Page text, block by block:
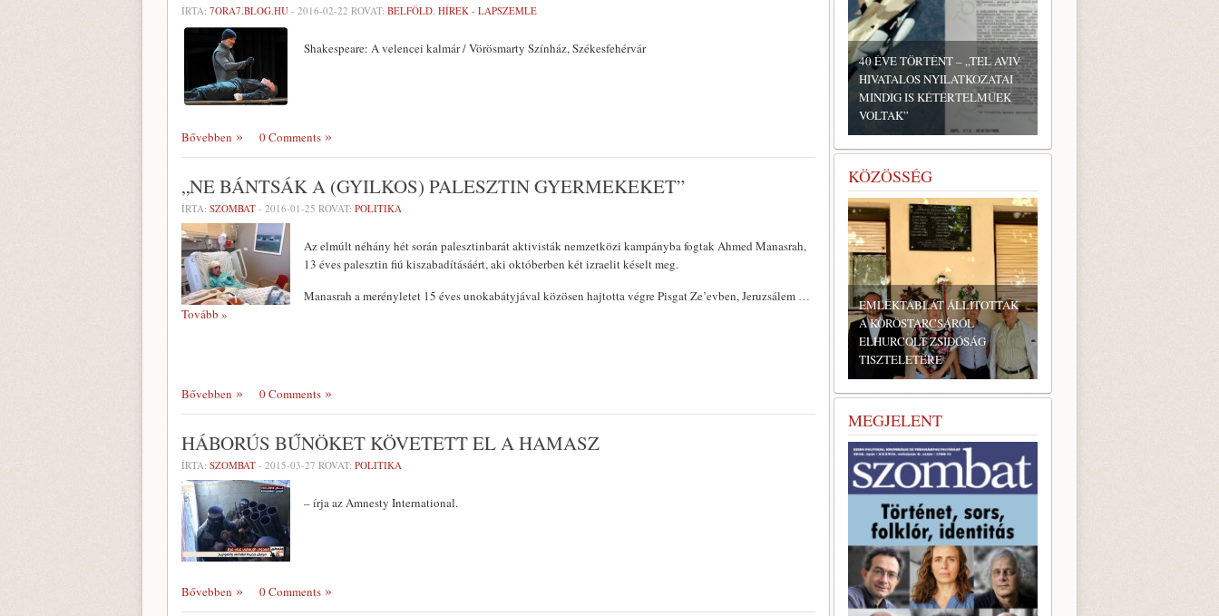
ÍRTA: 7ORA7.BLOG.HU - 2016-02-22 ROVAT: BELFÖLD, HÍREK - LAPSZEMLE
Shakespeare: A velencei kalmár / Vörösmarty Színház, Székesfehérvár
Bővebben 0 Comments
„NE BÁNTSÁK A (GYILKOS) PALESZTIN GYERMEKEKET”
ÍRTA: SZOMBAT - 2016-01-25 ROVAT: POLITIKA
Az elmúlt néhány hét során palesztinbarát aktivisták nemzetközi kampányba fogtak Ahmed Manasrah,
13 éves palesztin fiú kiszabadításáért, aki októberben két izraelit késelt meg.
Manasrah a merényletet 15 éves unokabátyjával közösen hajtotta végre Pisgat Ze’evben, Jeruzsálem …
Tovább »
Bővebben 0 Comments
HÁBORÚS BŰNÖKET KÖVETETT EL A HAMASZ
ÍRTA: SZOMBAT - 2015-03-27 ROVAT: POLITIKA
– írja az Amnesty International.
Bővebben 0 Comments
40 ÉVE TÖRTÉNT – „TEL AVIV
HIVATALOS NYILATKOZATAI
MINDIG IS KÉTÉRTELMŰEK
VOLTAK”
KÖZÖSSÉG
EMLÉKTÁBLÁT ÁLLÍTOTTAK
A KÖRÖSTARCSÁRÓL
ELHURCOLT ZSIDÓSÁG
TISZTELETÉRE
MEGJELENT